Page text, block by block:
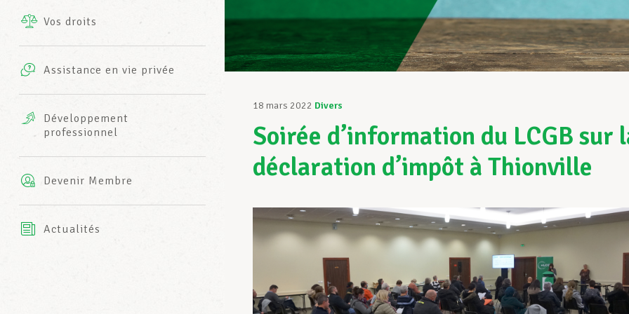
INFO-CENTER
Vos droits
Assistance en vie privée
complémentaires
AXA
Développement
professionnel
Devenir Membre
Actualités
18 mars 2022 Divers
Soirée d’information du LCGB sur
déclaration d’impôt à Thionville